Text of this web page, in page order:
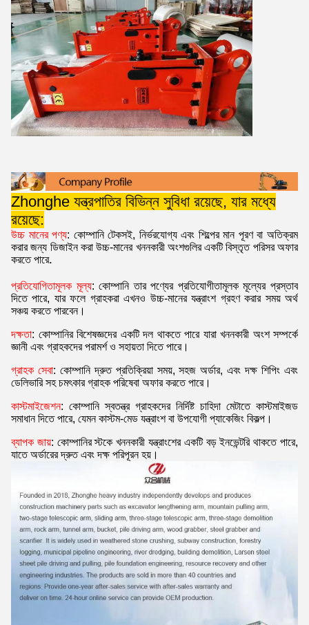
Zhonghe যন্ত্রপাতির বিভিন্ন সুবিধা রয়েছে, যার মধ্যে
রয়েছে:
উচ্চ মানের পণ্য: কোম্পানি টেকসই, নির্ভরযোগ্য এবং শিল্পের মান পূরণ বা অতিক্রম
করার জন্য ডিজাইন করা উচ্চ-মানের খননকারী অংশগুলির একটি বিস্তৃত পরিসর অফার
করতে পারে.
প্রতিযোগিতামূলক মূল্য: কোম্পানি তার পণ্যের প্রতিযোগীতামূলক মূল্যের প্রস্তাব
দিতে পারে, যার ফলে গ্রাহকরা এখনও উচ্চ-মানের যন্ত্রাংশ গ্রহণ করার সময় অর্থ
সঞ্চয় করতে পারবেন।
দক্ষতা: কোম্পানির বিশেষজ্ঞদের একটি দল থাকতে পারে যারা খননকারী অংশ সম্পর্কে
জ্ঞানী এবং গ্রাহকদের পরামর্শ ও সহায়তা দিতে পারে।
গ্রাহক সেবা: কোম্পানি দ্রুত প্রতিক্রিয়া সময়, সহজ অর্ডার, এবং দক্ষ শিপিং এবং
ডেলিভারি সহ চমৎকার গ্রাহক পরিষেবা অফার করতে পারে।
কাস্টমাইজেশন: কোম্পানি স্বতন্ত্র গ্রাহকদের নির্দিষ্ট চাহিদা মেটাতে কাস্টমাইজড
সমাধান দিতে পারে, যেমন কাস্টম-মেড যন্ত্রাংশ বা উপযোগী প্যাকেজিং বিকল্প।
ব্যাপক জায়: কোম্পানির স্টকে খননকারী যন্ত্রাংশের একটি বড় ইনভেন্টরি থাকতে পারে,
যাতে অর্ডারের দ্রুত এবং দক্ষ পরিপূরন হয়।